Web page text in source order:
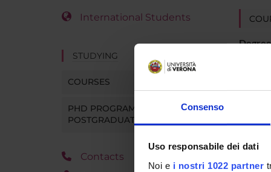
Consenso
Uso responsabile dei dati
Noi e i nostri 1022 partner
International Students
STUDYING
COURSES
PHD PROGRAMMES AND
POSTGRADUATE TRAINING
Contacts
Main